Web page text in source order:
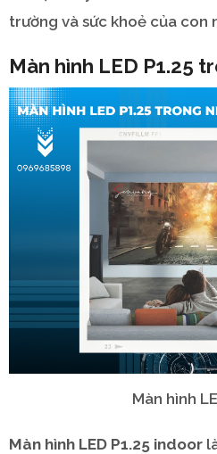
trường và sức khoẻ của con
Màn hình LED P1.25
Màn hình
Màn hình LED P1.25 indoor